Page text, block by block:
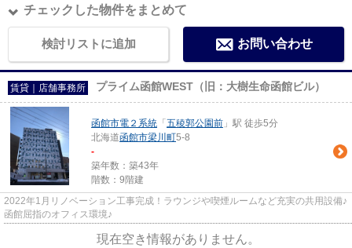
チェックした物件をまとめて
検討リストに追加 お問い合わせ
賃貸｜店舗事務所 プライム函館WEST（旧：大樹生命函館ビル）
函館市電２系統 「 五稜郭公園前 」駅 徒歩5分
北海道函館市梁川町5-8
-
築年数：築43年
階数：9階建
2022年1月リノベーション工事完成！ラウンジや喫煙ルームなど充実の共用設備♪
函館屈指のオフィス環境♪
現在空き情報がありません。